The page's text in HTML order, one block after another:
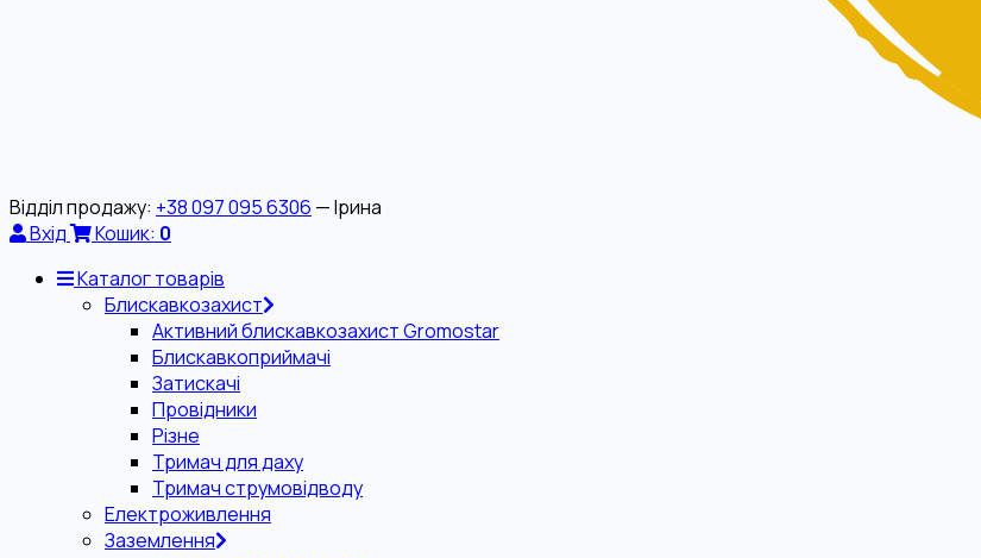
Відділ продажу: +38 097 095 6306 — Ірина
Вхід
Кошик: 0
Каталог товарів
Блискавкозахист
Активний блискавкозахист Gromostar
Блискавкоприймачі
Затискачі
Провідники
Різне
Тримач для даху
Тримач струмовідводу
Електроживлення
Заземлення